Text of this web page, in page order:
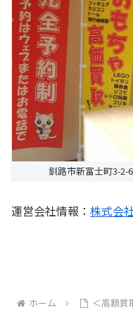
釧路市新富士町3-
運営会社情報： 株式会
ホーム ＜高額買